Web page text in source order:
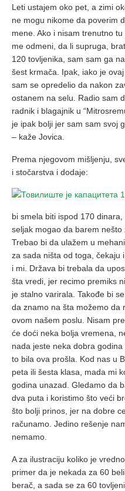
Leti ustajem oko pet, a zimi
ne mogu nikome da poverim
mene. Ako i nisam trenutno
me odmeni, da li supruga,
120 tovljenika, sam sam ga
šest krmača. Ipak, iako je
sam se opredelio da nakon
ostanem na selu. Radio sam
radnik i blagajnik u
je ipak bolji jer sam sam svoj
– kaže Jovica.
Prema njegovom mišljenju,
i stočarstva i dodaje:
bi smela biti ispod 170
seljak mogao da barem nešto
Trebao bi da ulažem u
za sada ništa od toga, čekaju
i mi. Država bi trebala da
šta vredi, jer recimo premiks
je stalno varirala. Takođe bi
da znamo na šta možemo da
ovom našem poslu. Nisam
će doći neka bolja vremena,
nada jeste neka dobra
to bila ova prošla. Kod nas u
peta ili šesta klasa, mada mi
godina unazad. Gledamo da
dva puta i koristimo što veći
što bolji prinos, jer na dobre
računamo. Jedino rešenje
nemamo.
A za ilustraciju koliko je
primer da je nekada za 60
berač, a sada se za 60